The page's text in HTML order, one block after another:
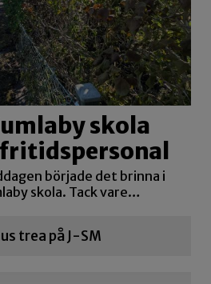
skola
började det brinna i
skola. Tack vare…
trea på J-SM